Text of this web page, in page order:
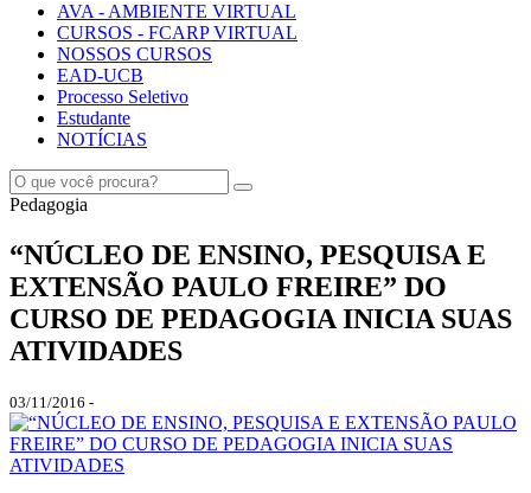
AVA - AMBIENTE VIRTUAL
CURSOS - FCARP VIRTUAL
NOSSOS CURSOS
EAD-UCB
Processo Seletivo
Estudante
NOTÍCIAS
Pedagogia
“NÚCLEO DE ENSINO, PESQUISA E
EXTENSÃO PAULO FREIRE” DO
CURSO DE PEDAGOGIA INICIA SUAS
ATIVIDADES
03/11/2016 -